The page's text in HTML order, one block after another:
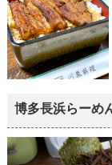
博多長浜らーめ